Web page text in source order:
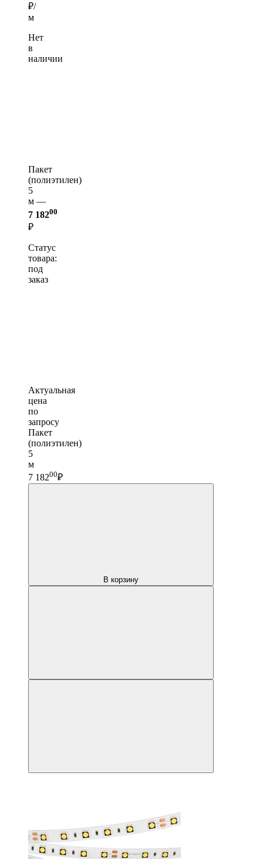
₽/
м
Нет
в
наличии
Пакет
(полиэтилен)
5
м —
7 18200
₽
Статус
товара:
под
заказ
Актуальная
цена
по
запросу
Пакет
(полиэтилен)
5
м
7 18200₽
В корзину